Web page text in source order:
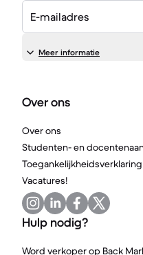
E-mailadres
Meer informatie
Over ons
Over ons
Studenten- en
Toegankelijkheidsverklaring
Vacatures!
Hulp nodig?
Word verkoper op Back